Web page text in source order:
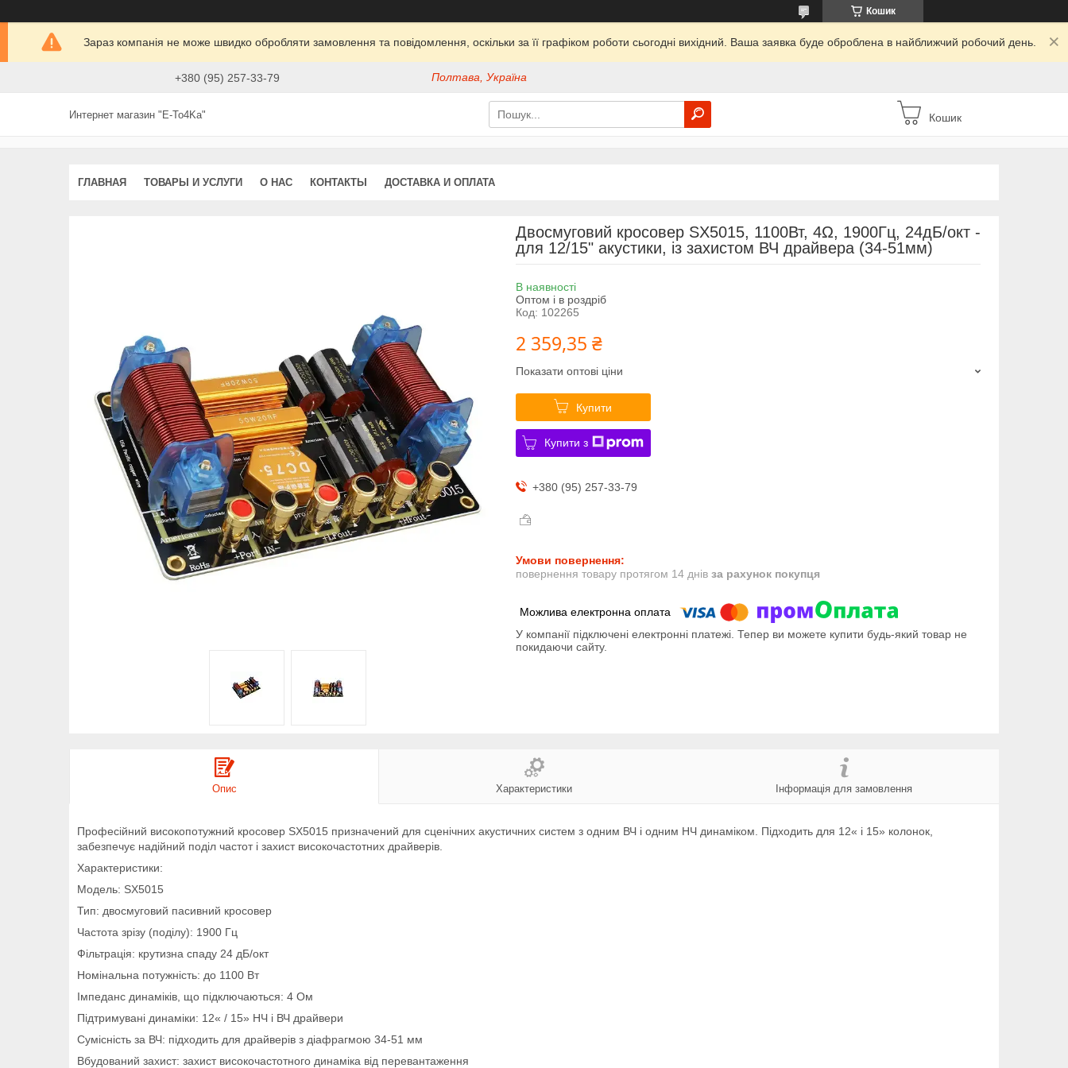
Кошик
Зараз компанія не може швидко обробляти замовлення та повідомлення, оскільки за її графіком роботи сьогодні вихідний. Ваша заявка буде оброблена в найближчий робочий день.
+380 (95) 257-33-79 Полтава, Україна
Интернет магазин "E-To4Ka" Кошик
ГЛАВНАЯ ТОВАРЫ И УСЛУГИ О НАС КОНТАКТЫ ДОСТАВКА И ОПЛАТА
Двосмуговий кросовер SX5015, 1100Вт, 4Ω, 1900Гц, 24дБ/окт -
для 12/15" акустики, із захистом ВЧ драйвера (34-51мм)
В наявності
Оптом і в роздріб
Код: 102265
2 359,35 ₴
Показати оптові ціни
Купити
Купити з
+380 (95) 257-33-79
повернення товару протягом 14 днів за рахунок покупця
У компанії підключені електронні платежі. Тепер ви можете купити будь-який товар не
покидаючи сайту.
Опис Характеристики Інформація для замовлення
Професійний високопотужний кросовер SX5015 призначений для сценічних акустичних систем з одним ВЧ і одним НЧ динаміком. Підходить для 12« і 15» колонок,
забезпечує надійний поділ частот і захист високочастотних драйверів.
Характеристики:
Модель: SX5015
Тип: двосмуговий пасивний кросовер
Частота зрізу (поділу): 1900 Гц
Фільтрація: крутизна спаду 24 дБ/окт
Номінальна потужність: до 1100 Вт
Імпеданс динаміків, що підключаються: 4 Ом
Підтримувані динаміки: 12« / 15» НЧ і ВЧ драйвери
Сумісність за ВЧ: підходить для драйверів з діафрагмою 34-51 мм
Вбудований захист: захист високочастотного динаміка від перевантаження